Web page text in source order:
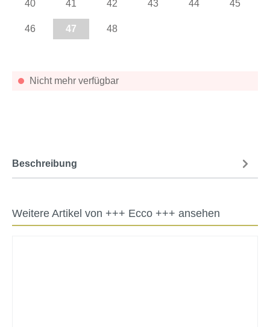
Nicht mehr verfügbar
40 41 42 43 44 45
46 47 48
Weitere Artikel von +++ Ecco +++ ansehen
Beschreibung